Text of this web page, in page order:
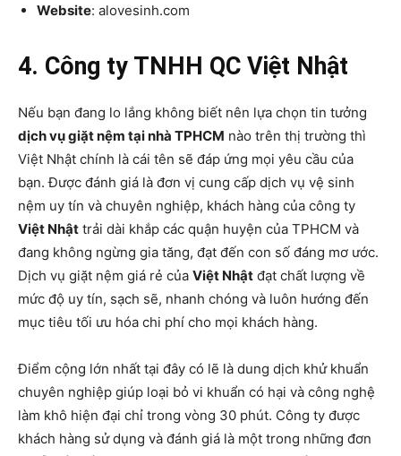
Website: alovesinh.com
4. Công ty TNHH QC Việt Nhật
Nếu bạn đang lo lắng không biết nên lựa chọn tin tưởng
dịch vụ giặt nệm tại nhà TPHCM nào trên thị trường thì
Việt Nhật chính là cái tên sẽ đáp ứng mọi yêu cầu của
bạn. Được đánh giá là đơn vị cung cấp dịch vụ vệ sinh
nệm uy tín và chuyên nghiệp, khách hàng của công ty
Việt Nhật trải dài khắp các quận huyện của TPHCM và
đang không ngừng gia tăng, đạt đến con số đáng mơ ước.
Dịch vụ giặt nệm giá rẻ của Việt Nhật đạt chất lượng về
mức độ uy tín, sạch sẽ, nhanh chóng và luôn hướng đến
mục tiêu tối ưu hóa chi phí cho mọi khách hàng.
Điểm cộng lớn nhất tại đây có lẽ là dung dịch khử khuẩn
chuyên nghiệp giúp loại bỏ vi khuẩn có hại và công nghệ
làm khô hiện đại chỉ trong vòng 30 phút. Công ty được
khách hàng sử dụng và đánh giá là một trong những đơn